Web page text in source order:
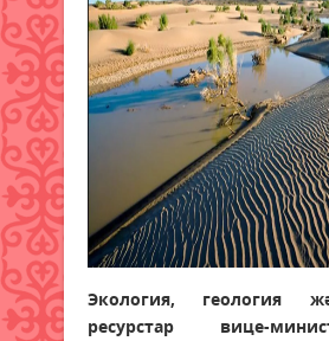
Экология, геология
ресурстар вице-